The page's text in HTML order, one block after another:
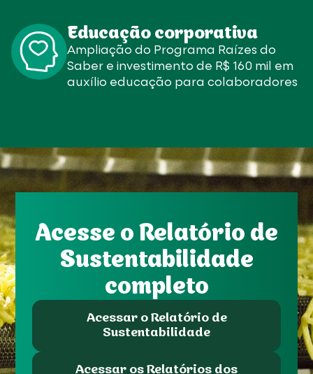
Educação corporativa
Ampliação do Programa Raízes do
Saber e investimento de R$ 160 mil em
auxílio educação para colaboradores
Acesse o Relatório de
Sustentabilidade
completo
Acessar o Relatório de
Sustentabilidade
Acessar os Relatórios dos